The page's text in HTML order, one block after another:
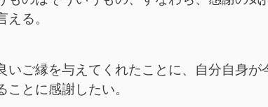
る。
いご縁を与えてくれたことに、自分自身が
ことに感謝したい。